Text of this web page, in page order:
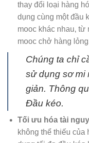
thay đổi loại hàng
dụng cùng một đầu
mooc khác nhau,
mooc chở hàng
Chúng ta chỉ
sử dụng sơ mi
giản. Thông
Đầu kéo.
Tối ưu hóa tài
không thể thiếu của